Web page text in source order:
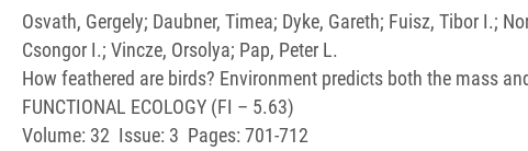
Osvath, Gergely; Daubner, Timea; Dyke, Gareth; Fuisz, Tibor I.;
Csongor I.; Vincze, Orsolya; Pap, Peter L.
How feathered are birds? Environment predicts both the mass
FUNCTIONAL ECOLOGY (FI – 5.63)
Volume: 32 Issue: 3 Pages: 701-712